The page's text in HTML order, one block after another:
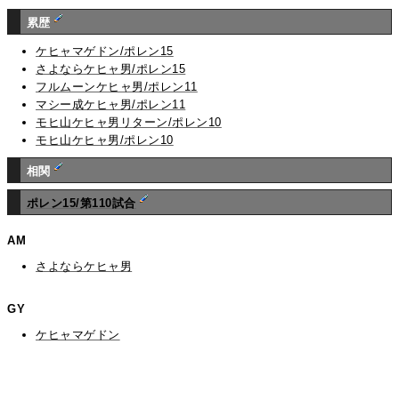
累歴
ケヒャマゲドン/ポレン15
さよならケヒャ男/ポレン15
フルムーンケヒャ男/ポレン11
マシー成ケヒャ男/ポレン11
モヒ山ケヒャ男リターン/ポレン10
モヒ山ケヒャ男/ポレン10
相関
ポレン15/第110試合
AM
さよならケヒャ男
GY
ケヒャマゲドン